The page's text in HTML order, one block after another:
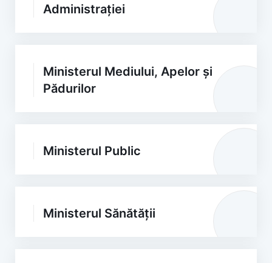
Administrației
Ministerul Mediului, Apelor și
Pădurilor
Ministerul Public
Ministerul Sănătății